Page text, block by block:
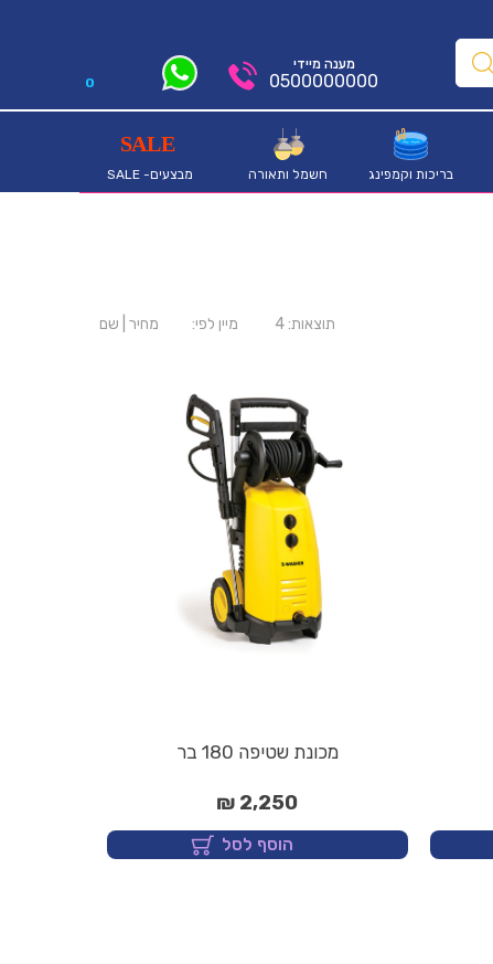
0
בריכות וקמפינג חשמל ותאורה מבצעים- SALE
מענה מיידי
0500000000
תוצאות: 4 מיין לפי: מחיר שם
מכונת שטיפה 180 בר
2,250 ₪
הוסף לסל